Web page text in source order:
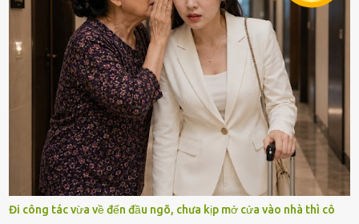
Đi công tác vừa về đến đầu ngõ, chưa kịp mở cửa vào nhà thì cô